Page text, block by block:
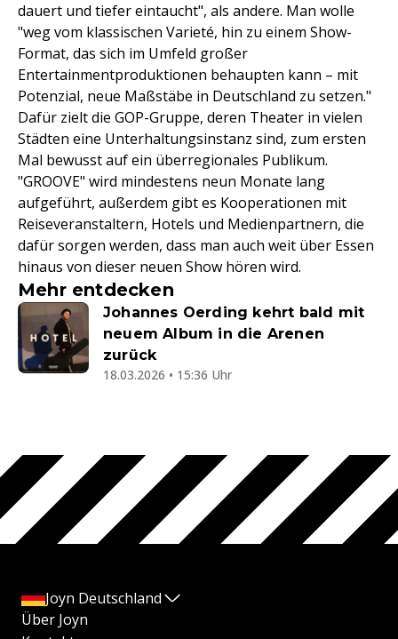
dauert und tiefer eintaucht", als andere. Man wolle
"weg vom klassischen Varieté, hin zu einem Show-
Format, das sich im Umfeld großer
Entertainmentproduktionen behaupten kann – mit
Potenzial, neue Maßstäbe in Deutschland zu setzen."
Dafür zielt die GOP-Gruppe, deren Theater in vielen
Städten eine Unterhaltungsinstanz sind, zum ersten
Mal bewusst auf ein überregionales Publikum.
"GROOVE" wird mindestens neun Monate lang
aufgeführt, außerdem gibt es Kooperationen mit
Reiseveranstaltern, Hotels und Medienpartnern, die
dafür sorgen werden, dass man auch weit über Essen
hinaus von dieser neuen Show hören wird.
Mehr entdecken
Johannes Oerding kehrt bald mit
neuem Album in die Arenen
zurück
18.03.2026 • 15:36 Uhr
Joyn Deutschland
Über Joyn